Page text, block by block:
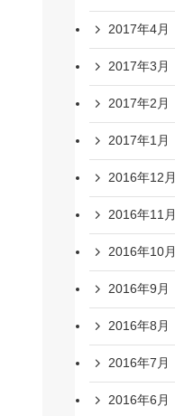
2017年4月
2017年3月
2017年2月
2017年1月
2016年12月
2016年11月
2016年10月
2016年9月
2016年8月
2016年7月
2016年6月